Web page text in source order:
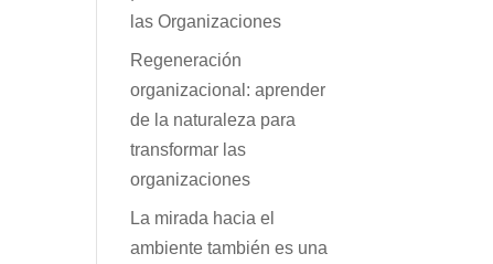
las Organizaciones
Regeneración
organizacional: aprender
de la naturaleza para
transformar las
organizaciones
La mirada hacia el
ambiente también es una